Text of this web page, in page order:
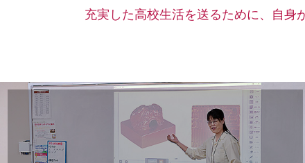
充実した高校生活を送るために、自身